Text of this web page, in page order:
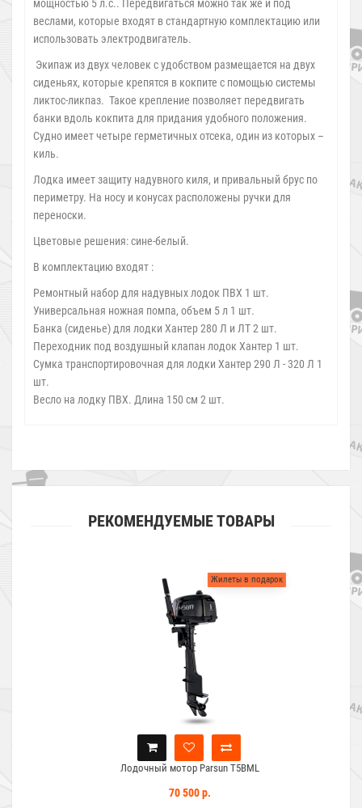
мощностью 5 л.с.. Передвигаться можно так же и под
веслами, которые входят в стандартную комплектацию или
использовать электродвигатель.
Экипаж из двух человек с удобством размещается на двух
сиденьях, которые крепятся в кокпите с помощью системы
ликтос-ликпаз. Такое крепление позволяет передвигать
банки вдоль кокпита для придания удобного положения.
Судно имеет четыре герметичных отсека, один из которых –
киль.
Лодка имеет защиту надувного киля, и привальный брус по
периметру. На носу и конусах расположены ручки для
переноски.
Цветовые решения: сине-белый.
В комплектацию входят :
Ремонтный набор для надувных лодок ПВХ 1 шт.
Универсальная ножная помпа, объем 5 л 1 шт.
Банка (сиденье) для лодки Хантер 280 Л и ЛТ 2 шт.
Переходник под воздушный клапан лодок Хантер 1 шт.
Сумка транспортировочная для лодки Хантер 290 Л - 320 Л 1
шт.
Весло на лодку ПВХ. Длина 150 см 2 шт.
РЕКОМЕНДУЕМЫЕ ТОВАРЫ
Жилеты в подарок
Лодочный мотор Parsun T5BML
70 500 р.